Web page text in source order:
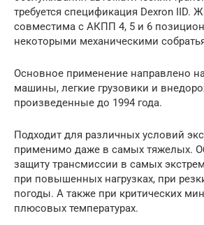
требуется спецификация Dexron IID.
совместима с АКПП 4, 5 и 6
некоторыми механическими
Основное применение направлено
машины, легкие грузовики и
произведенные до 1994 года.
Подходит для различных условий
применимо даже в самых тяжелых.
защиту трансмиссии в самых
при повышенных нагрузках, при
погоды. А также при критических
плюсовых температурах.